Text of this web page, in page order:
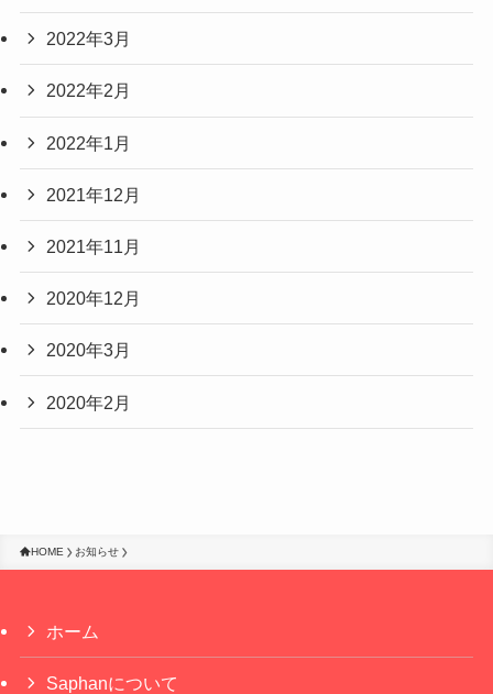
2022年3月
2022年2月
2022年1月
2021年12月
2021年11月
2020年12月
2020年3月
2020年2月
HOME お知らせ
ホーム
Saphanについて